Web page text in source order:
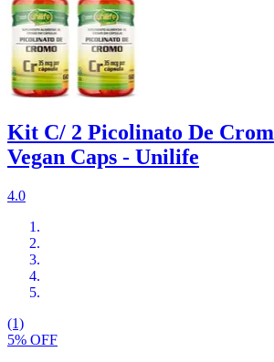
Kit C/ 2 Picolinato De
Vegan Caps - Unilife
4.0
(1)
5% OFF